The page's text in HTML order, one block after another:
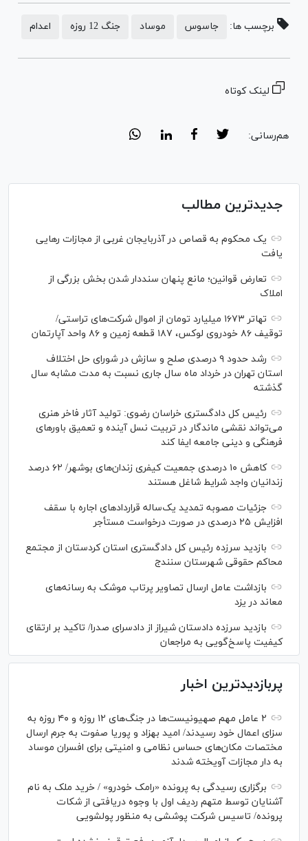
برچسب ها: جاسوس موساد جنگ 12 روزه اعدام
لینک کوتاه
هم‌رسانی:
جدیدترین مطالب
یک محکوم به قصاص در آذربایجان‌ غربی از مجازات رهایی
یافت
تعارض قوانین؛ مانع پنهان سنددار شدن بخش بزرگی از
املاک
تهاتر ۱۶۷۳ میلیارد تومان از اموال شرکت‌های تراستی/
توقیف ۸۶ خودروی لوکس، ۱۸۷ قطعه زمین و ۸۶ واحد آپارتمان
رشد حدود ۹ درصدی صلح و سازش در شورای حل اختلاف
استان تهران در خرداد ماه سال جاری نسبت به مدت مشابه سال
گذشته
رئیس کل دادگستری خراسان رضوی: تولید آثار فاخر هنری
می‌تواند نقشی ماندگار در تربیت نسل آینده و تعمیق باور‌های
فرهنگی و دینی جامعه ایفا کند
کاهش ۱۰ درصدی جمعیت کیفری زندان‌های بوشهر/ ۶۲ درصد
زندانیان واجد شرایط شاغل هستند
جزئیات مصوبه تمدید یک‌ساله قرارداد‌های اجاره با سقف
افزایش ۲۵ درصدی در صورت درخواست مستأجر
بازدید سرزده رئیس کل دادگستری استان کردستان از مجتمع
محاکم حقوقی شهرستان سنندج
بازداشت عامل ارسال تصاویر پرتاب موشک به رسانه‌های
معاند در یزد
بازدید سرزده دادستان شیراز از دادسرای صدرا/ تاکید بر ارتقای
کیفیت پاسخ‌گویی به مراجعان
پربازدیدترین اخبار
۲ عامل مهم صهیونیست‌ها در جنگ‌های ۱۲ روزه و ۴۰ روزه به
سزای اعمال خود رسیدند/ امید بهزاد و پوریا صفوت به جرم ارسال
مختصات مکان‌های حساس نظامی و امنیتی برای افسران موساد
به دار مجازات آویخته شدند
برگزاری رسیدگی به پرونده «رامک خودرو» / خرید ملک به نام
آشنایان توسط متهم ردیف اول با وجوه دریافتی از شکات
پرونده/ تاسیس شرکت پوششی به منظور پولشویی